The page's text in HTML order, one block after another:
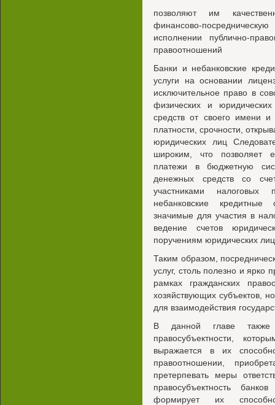
позволяют им
финансово-
исполнении публично-
правоотношений
Банки и небанковские
услуги на основании
исключительное право в
физических и
средств от своего имени и
платности, срочности,
юридических лиц
широким, что позволяет
платежи в бюджетную
денежных средств со
участниками
небанковские
значимые для участия в
ведение счетов
поручениям юридических лиц
Таким образом,
услуг, столь полезно и
рамках гражданских
хозяйствующих субъектов,
для взаимодействия
В данной главе также
правосубъектности,
выражается в их
правоотношении,
претерпевать меры
правосубъектность
формирует их